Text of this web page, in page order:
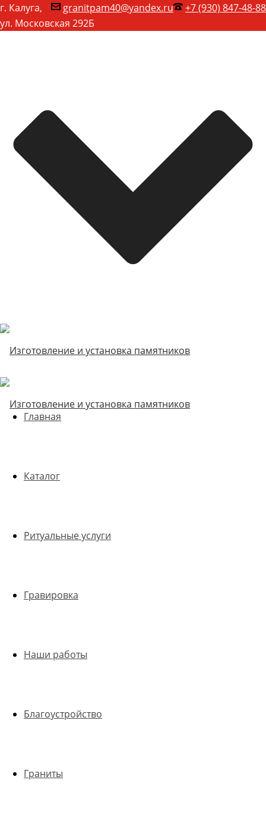
+7 (930) 847-48-88
granitpam40@yandex.ru
г. Калуга,
ул. Московская 292Б
Главная
Каталог
Ритуальные услуги
Гравировка
Наши работы
Благоустройство
Граниты